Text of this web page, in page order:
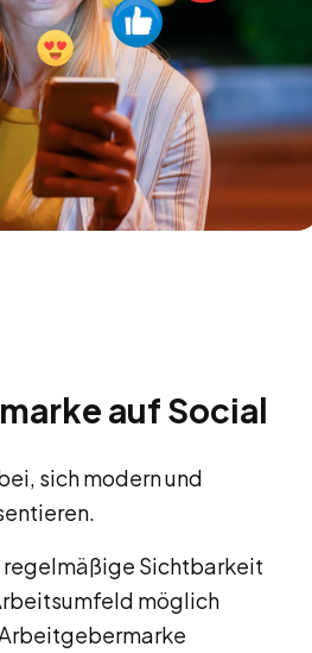
auf Social
sich modern und
regelmäßige Sichtbarkeit
möglich